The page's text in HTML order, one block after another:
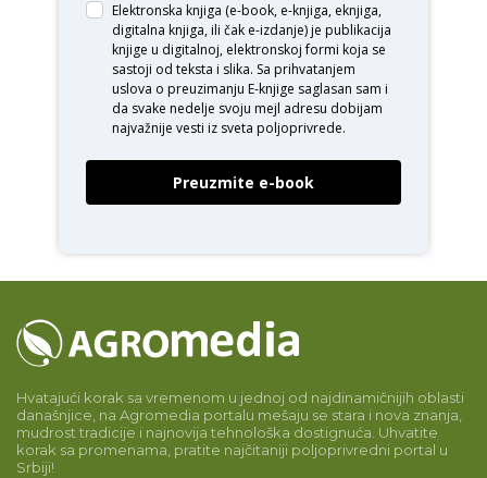
Elektronska knjiga (e-book, e-knjiga, eknjiga,
digitalna knjiga, ili čak e-izdanje) je publikacija
knjige u digitalnoj, elektronskoj formi koja se
sastoji od teksta i slika. Sa prihvatanjem
uslova o preuzimanju E-knjige saglasan sam i
da svake nedelje svoju mejl adresu dobijam
najvažnije vesti iz sveta poljoprivrede.
Preuzmite e-book
Hvatajući korak sa vremenom u jednoj od najdinamičnijih oblasti
današnjice, na Agromedia portalu mešaju se stara i nova znanja,
mudrost tradicije i najnovija tehnološka dostignuća. Uhvatite
korak sa promenama, pratite najčitaniji poljoprivredni portal u
Srbiji!